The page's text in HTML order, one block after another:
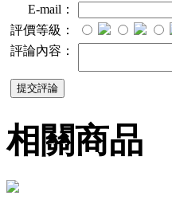
E-mail：
評價等級：
評論內容：
相關商品